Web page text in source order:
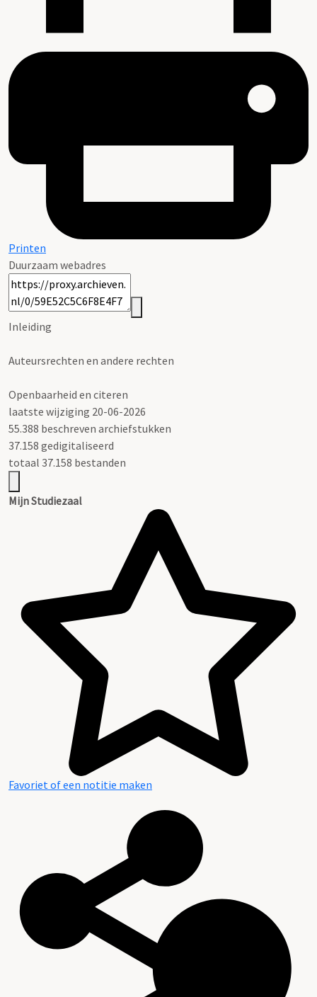
Printen
Duurzaam webadres
Inleiding
Auteursrechten en andere rechten
Openbaarheid en citeren
laatste wijziging 20-06-2026
55.388 beschreven archiefstukken
37.158 gedigitaliseerd
totaal 37.158 bestanden
Mijn Studiezaal
Favoriet of een notitie maken